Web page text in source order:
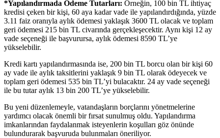
*Yapılandırmada Ödeme Tutarları: Örneğin, 100 bin TL ihtiyaç
kredisi çeken bir kişi, 60 aya kadar vade ile yapılandırdığında, yüzde
3.11 faiz oranıyla aylık ödemesi yaklaşık 3600 TL olacak ve toplam
geri ödemesi 215 bin TL civarında gerçekleşecektir. Aynı kişi 12 ay
vade seçeneği ile başvurursa, aylık ödemesi 8590 TL’ye
yükselebilir.
Kredi kartı yapılandırmasında ise, 200 bin TL borcu olan bir kişi 60
ay vade ile aylık taksitlerini yaklaşık 9 bin TL olarak ödeyecek ve
toplam geri ödemesi 535 bin TL’yi bulacaktır. 24 ay vade seçeneği
ile bu tutar aylık 13 bin 200 TL’ye yükselebilir.
Bu yeni düzenlemeyle, vatandaşların borçlarını yönetmelerine
yardımcı olacak önemli bir fırsat sunulmuş oldu. Yapılandırma
imkanlarından faydalanmak isteyenlerin koşulları göz önünde
bulundurarak başvuruda bulunmaları öneriliyor.